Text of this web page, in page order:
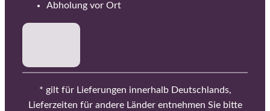
Abholung vor Ort
* gilt für Lieferungen innerhalb Deutschlands,
Lieferzeiten für andere Länder entnehmen Sie bitte